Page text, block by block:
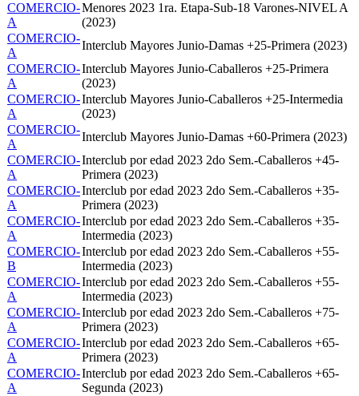
COMERCIO-
A
Menores 2023 1ra. Etapa-Sub-18 Varones-NIVEL A
(2023)
COMERCIO-
A
Interclub Mayores Junio-Damas +25-Primera (2023)
COMERCIO-
A
Interclub Mayores Junio-Caballeros +25-Primera
(2023)
COMERCIO-
A
Interclub Mayores Junio-Caballeros +25-Intermedia
(2023)
COMERCIO-
A
Interclub Mayores Junio-Damas +60-Primera (2023)
COMERCIO-
A
Interclub por edad 2023 2do Sem.-Caballeros +45-
Primera (2023)
COMERCIO-
A
Interclub por edad 2023 2do Sem.-Caballeros +35-
Primera (2023)
COMERCIO-
A
Interclub por edad 2023 2do Sem.-Caballeros +35-
Intermedia (2023)
COMERCIO-
B
Interclub por edad 2023 2do Sem.-Caballeros +55-
Intermedia (2023)
COMERCIO-
A
Interclub por edad 2023 2do Sem.-Caballeros +55-
Intermedia (2023)
COMERCIO-
A
Interclub por edad 2023 2do Sem.-Caballeros +75-
Primera (2023)
COMERCIO-
A
Interclub por edad 2023 2do Sem.-Caballeros +65-
Primera (2023)
COMERCIO-
A
Interclub por edad 2023 2do Sem.-Caballeros +65-
Segunda (2023)